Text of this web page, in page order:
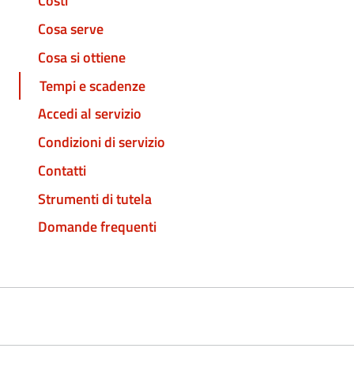
Cosa serve
Cosa si ottiene
Tempi e scadenze
Accedi al servizio
Condizioni di servizio
Contatti
Strumenti di tutela
Domande frequenti